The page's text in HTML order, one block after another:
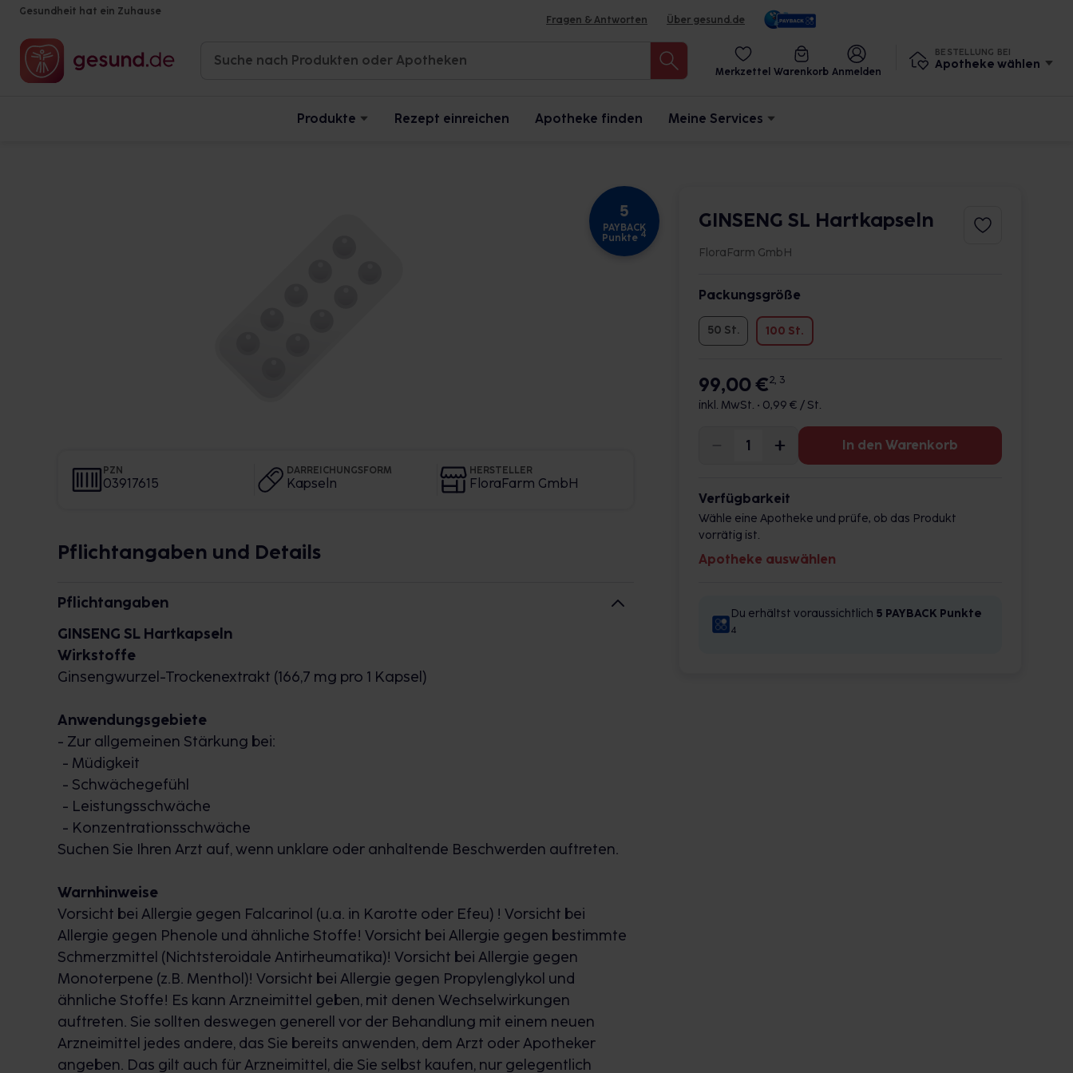
Gesundheit hat ein Zuhause
Fragen & Antworten Über gesund.de
Merkzettel Warenkorb Anmelden
BESTELLUNG BEI
Apotheke wählen
Produkte Rezept einreichen Apotheke finden Meine Services
5
PAYBACK
Punkte 4
PZN
03917615
DARREICHUNGSFORM
Kapseln
HERSTELLER
FloraFarm GmbH
Pflichtangaben und Details
Pflichtangaben
GINSENG SL Hartkapseln
Wirkstoffe
Ginsengwurzel-Trockenextrakt (166,7 mg pro 1 Kapsel)
Anwendungsgebiete
- Zur allgemeinen Stärkung bei:
- Müdigkeit
- Schwächegefühl
- Leistungsschwäche
- Konzentrationsschwäche
Suchen Sie Ihren Arzt auf, wenn unklare oder anhaltende Beschwerden auftreten.
Warnhinweise
Vorsicht bei Allergie gegen Falcarinol (u.a. in Karotte oder Efeu) ! Vorsicht bei
Allergie gegen Phenole und ähnliche Stoffe! Vorsicht bei Allergie gegen bestimmte
Schmerzmittel (Nichtsteroidale Antirheumatika)! Vorsicht bei Allergie gegen
Monoterpene (z.B. Menthol)! Vorsicht bei Allergie gegen Propylenglykol und
ähnliche Stoffe! Es kann Arzneimittel geben, mit denen Wechselwirkungen
auftreten. Sie sollten deswegen generell vor der Behandlung mit einem neuen
Arzneimittel jedes andere, das Sie bereits anwenden, dem Arzt oder Apotheker
angeben. Das gilt auch für Arzneimittel, die Sie selbst kaufen, nur gelegentlich
GINSENG SL Hartkapseln
FloraFarm GmbH
Packungsgröße
50 St. 100 St.
99,00 €2, 3
inkl. MwSt. • 0,99 € / St.
In den Warenkorb
Verfügbarkeit
Wähle eine Apotheke und prüfe, ob das Produkt
vorrätig ist.
Apotheke auswählen
Du erhältst voraussichtlich 5 PAYBACK Punkte
4